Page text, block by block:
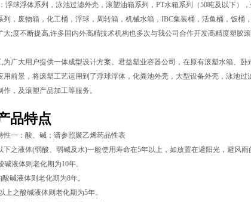
球浮体系列，泳池过滤外壳，滚塑油箱系列，PT水箱系列（50吨及以下）
列，废物箱，化工桶，浮球，周转箱，机械水箱，IBC集装桶，活鱼桶，
;度不断提高,许多国内外高精技术机构也多次与我公司合作开发高精度塑胶
广大用户提供一体成型设计方案。君益塑业容器公司，在原有滚塑水箱、卧
前景，将滚塑工艺运用到了浮球浮体，化粪池外壳，大型设备外壳，泳池
，及滚塑产品加工等服务。
品特点
性一：酸、碱；请参照聚乙烯药品性表
之液体(弱酸、弱碱及水)一般使用寿命在5年以上，如放置在避阳光，避风雨
液体则老化期为10年。
碱液体则老化期为8年。
碱液体则老化期为5年。